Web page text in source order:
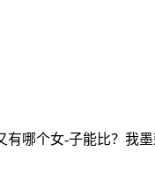
哪个女-子能比？我